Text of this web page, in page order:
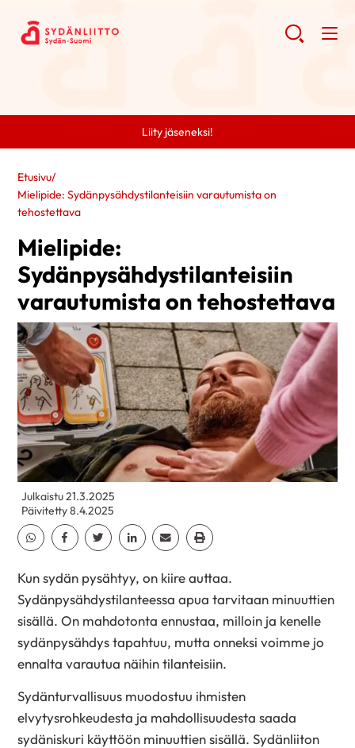
Liity jäseneksi!
Etusivu/
Mielipide: Sydänpysähdystilanteisiin varautumista on
tehostettava
Mielipide:
Sydänpysähdystilanteisiin
varautumista on tehostettava
Julkaistu 21.3.2025
Päivitetty 8.4.2025
Jaa Whatsapp
Jaa Facebook
Jaa TwitterJaa Linkedin
Jaa EmailJaa Print
Kun sydän pysähtyy, on kiire auttaa.
Sydänpysähdystilanteessa apua tarvitaan minuuttien
sisällä. On mahdotonta ennustaa, milloin ja kenelle
sydänpysähdys tapahtuu, mutta onneksi voimme jo
ennalta varautua näihin tilanteisiin.
Sydänturvallisuus muodostuu ihmisten
elvytysrohkeudesta ja mahdollisuudesta saada
sydäniskuri käyttöön minuuttien sisällä. Sydänliiton